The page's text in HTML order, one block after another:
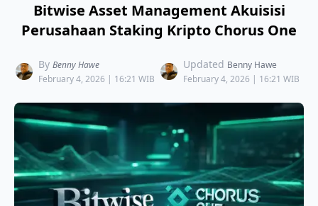
Bitwise Asset Management Akuisisi
Perusahaan Staking Kripto Chorus One
By Benny Hawe
February 4, 2026 | 16:21 WIB
Updated Benny Hawe
February 4, 2026 | 16:21 WIB